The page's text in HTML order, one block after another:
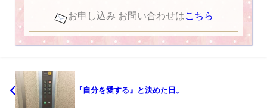
お申し込み お問い合わせはこちら
『自分を愛する』と決めた日。